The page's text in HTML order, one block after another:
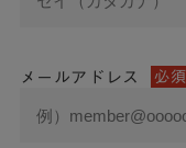
メールアドレス 必須